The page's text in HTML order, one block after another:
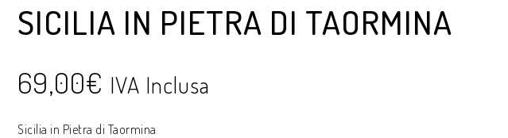
SICILIA IN PIETRA DI TAORMINA
69,00€ IVA Inclusa
Sicilia in Pietra di Taormina